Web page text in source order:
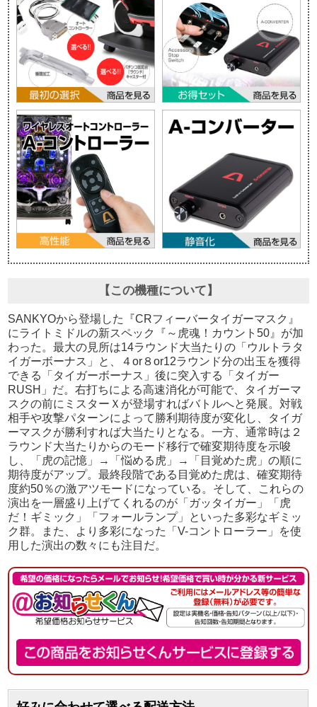
【この機種について】
SANKYOから登場した『CRフィーバータイガーマスク』
にライトミドルの新スペック『～虎魂！カウント50』が加
わった。最大の見所は14ラウンド大当たりの「ウルトラタ
イガーボーナス」と、４or８or12ラウンド分の出玉を獲得
できる「タイガーボーナス」後に突入する「タイガー
RUSH」だ。右打ちによる高速消化が可能で、タイガーマ
スクの前にミスターＸが登場すればバトルへと発展。対戦
相手や攻撃パターンによって勝利期待度が変化し、タイガ
ーマスクが勝利すれば大当たりとなる。一方、通常時は２
ラウンド大当たりからのモード移行で確変期待度を示唆
し、「虎の記憶」→「悩める虎」→「目覚めた虎」の順に
期待度がアップ。最終段階である目覚めた虎は、確変期待
度約50％の激アツモードになっている。そして、これらの
演出を一層盛り上げてくれるのが「ガッタイガー」「虎
だ！ギミック」「フォールランプ」といった多彩なギミッ
ク群。また、より多彩になった「V-コントローラー」を使
用した演出の数々にも注目だ。